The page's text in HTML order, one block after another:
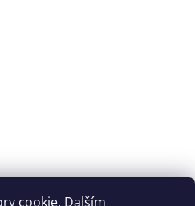
cookie. Dalším